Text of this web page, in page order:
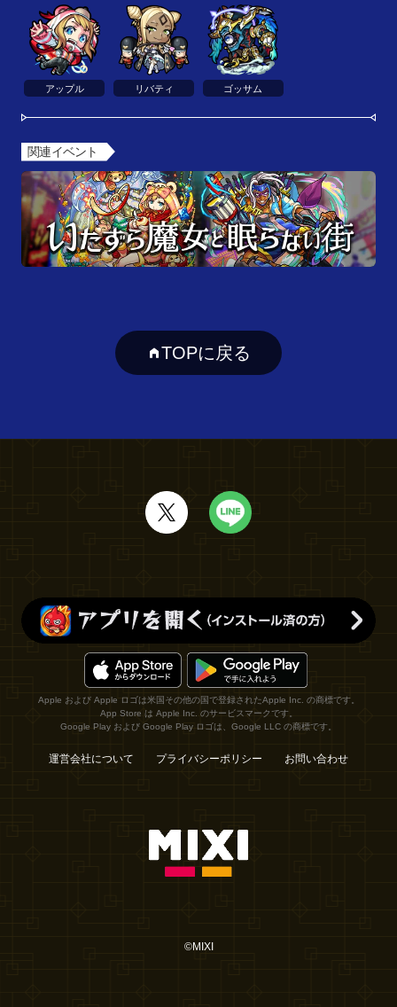
アップル リバティ ゴッサム
関連イベント
TOPに戻る
Apple および Apple ロゴは米国その他の国で登録されたApple Inc. の商標です。
App Store は Apple Inc. のサービスマークです。
Google Play および Google Play ロゴは、Google LLC の商標です。
運営会社について プライバシーポリシー お問い合わせ
©MIXI